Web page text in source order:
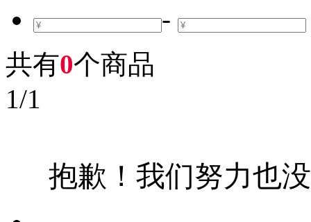
-
共有0个商品
1/1
抱歉！我们努力也